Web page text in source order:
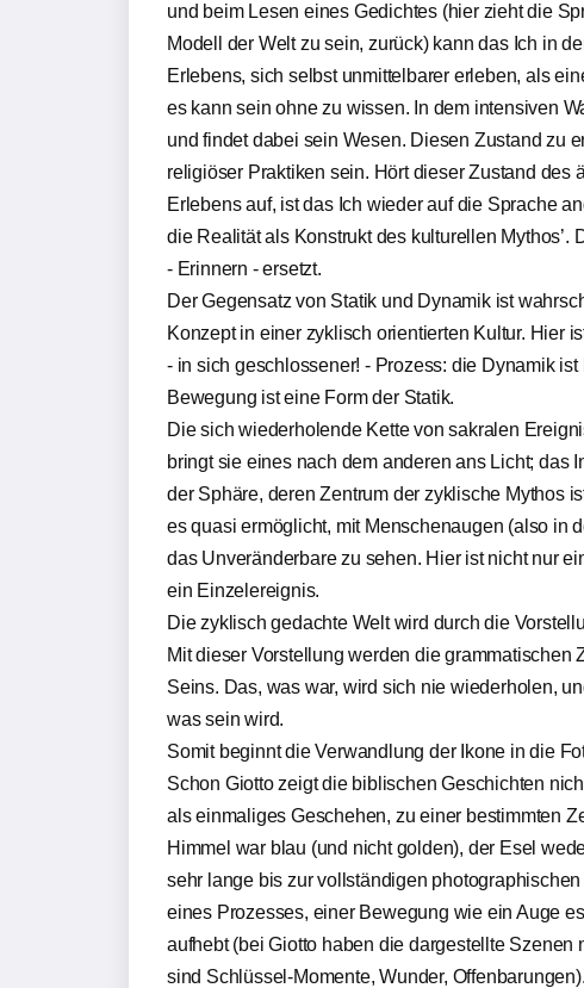
und beim Lesen eines Gedichtes (hier zieht die
Modell der Welt zu sein, zurück) kann das Ich in
Erlebens, sich selbst unmittelbarer erleben, als
es kann sein ohne zu wissen. In dem intensiven
und findet dabei sein Wesen. Diesen Zustand zu
religiöser Praktiken sein. Hört dieser Zustand des
Erlebens auf, ist das Ich wieder auf die Sprache
die Realität als Konstrukt des kulturellen
- Erinnern - ersetzt.
Der Gegensatz von Statik und Dynamik ist
Konzept in einer zyklisch orientierten Kultur. Hier
- in sich geschlossener! - Prozess: die Dynamik
Bewegung ist eine Form der Statik.
Die sich wiederholende Kette von sakralen
bringt sie eines nach dem anderen ans Licht; das
der Sphäre, deren Zentrum der zyklische Mythos
es quasi ermöglicht, mit Menschenaugen (also in
das Unveränderbare zu sehen. Hier ist nicht nur
ein Einzelereignis.
Die zyklisch gedachte Welt wird durch die
Mit dieser Vorstellung werden die grammatischen
Seins. Das, was war, wird sich nie wiederholen,
was sein wird.
Somit beginnt die Verwandlung der Ikone in die
Schon Giotto zeigt die biblischen Geschichten
als einmaliges Geschehen, zu einer bestimmten
Himmel war blau (und nicht golden), der Esel
sehr lange bis zur vollständigen
eines Prozesses, einer Bewegung wie ein Auge
aufhebt (bei Giotto haben die dargestellte Szenen
sind Schlüssel-Momente, Wunder, Offenbarungen).